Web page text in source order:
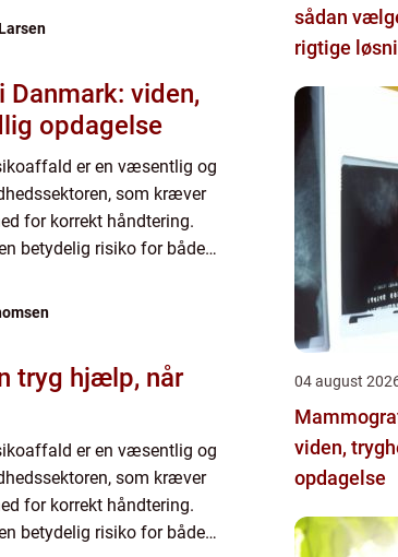
viden,
opdagelse
er en væsentlig og
som kræver
for korrekt håndtering.
betydelig risiko for både
er en væsentlig og
som kræver
for korrekt håndtering.
betydelig risiko for både
sådan
rigtige
04 august
viden,
opdagelse